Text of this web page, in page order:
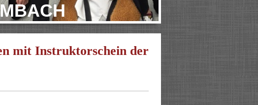
mit Instruktorschein der